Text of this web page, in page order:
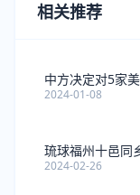
相关推荐
中方决定对5家
2024-01-08
琉球福州十邑同
2024-02-26